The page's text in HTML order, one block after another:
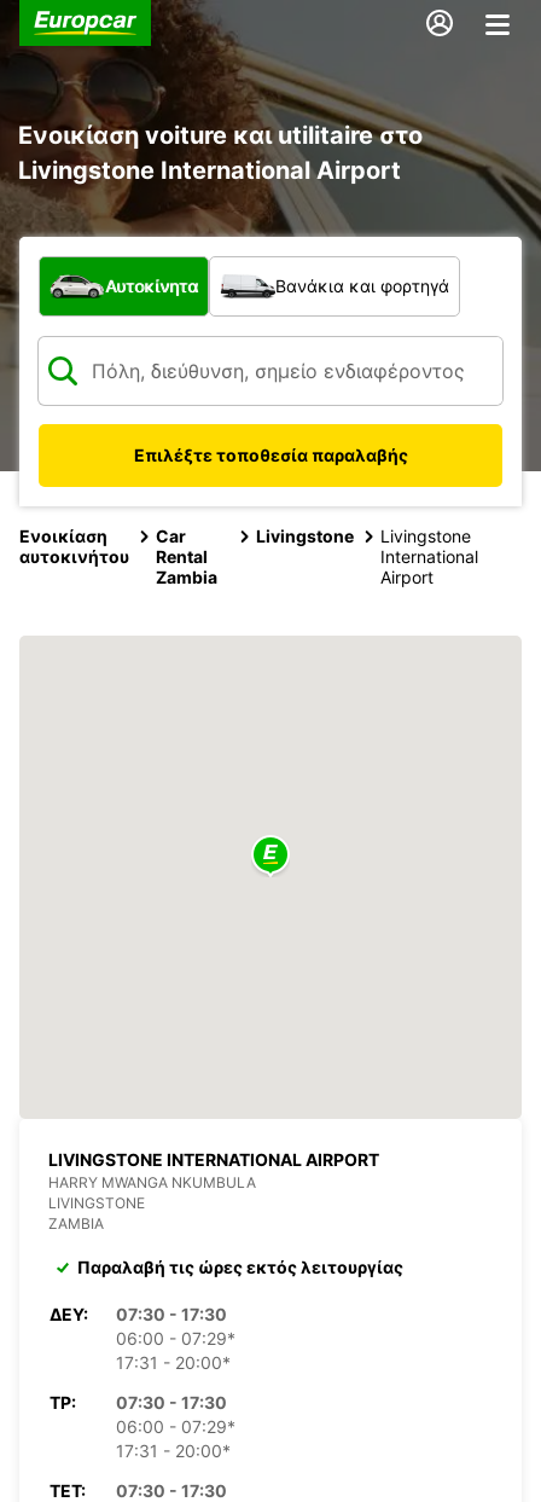
Ενοικίαση voiture και utilitaire στο
Livingstone International Airport
Τι τύπος οχήματος;
Αυτοκίνητα Βανάκια και φορτηγά
Επιλέξτε τοποθεσία παραλαβής
Ενοικίαση
αυτοκινήτου
Car
Rental
Zambia
Livingstone
Livingstone
International
Airport
LIVINGSTONE INTERNATIONAL AIRPORT
HARRY MWANGA NKUMBULA
LIVINGSTONE
ZAMBIA
Παραλαβή τις ώρες εκτός λειτουργίας
ΔΕΥ:
07:30 - 17:30
06:00 - 07:29*
17:31 - 20:00*
ΤΡ:
07:30 - 17:30
06:00 - 07:29*
17:31 - 20:00*
ΤΕΤ:
07:30 - 17:30